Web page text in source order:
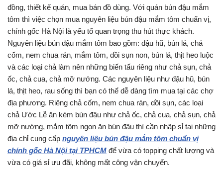
đồng, thiết kế quán, mua bán đồ dùng. Với quán bún đậu mắm
tôm thì việc chọn mua nguyên liệu bún đậu mắm tôm chuẩn vị,
chính gốc Hà Nội là yếu tố quan trọng thu hút thực khách.
Nguyên liệu bún đậu mắm tôm bao gồm: đậu hũ, bún lá, chả
cốm, nem chua rán, mắm tôm, dồi sụn non, bún lá, thịt heo luộc
và các loại chả làm nên những biến tấu riêng như chả sụn, chả
ốc, chả cua, chả mỡ nướng. Các nguyên liệu như đậu hũ, bún
lá, thịt heo, rau sống thì bạn có thể dễ dàng tìm mua tại các chợ
địa phương. Riêng chả cốm, nem chua rán, dồi sụn, các loại
chả Ước Lễ ăn kèm bún đậu như chả ốc, chả cua, chả sụn, chả
mỡ nướng, mắm tôm ngon ăn bún đậu thì cần nhập sỉ tại những
địa chỉ cung cấp nguyên liệu bún đậu mắm tôm chuẩn vị
chính gốc Hà Nội tại TPHCM để vừa có topping chất lượng và
vừa có giá sỉ ưu đãi, không mất công vận chuyển.